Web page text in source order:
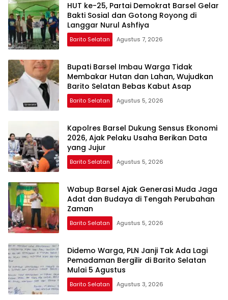
HUT ke-25, Partai Demokrat Barsel Gelar
Bakti Sosial dan Gotong Royong di
Langgar Nurul Ashfiya
Barito Selatan Agustus 7, 2026
Bupati Barsel Imbau Warga Tidak
Membakar Hutan dan Lahan, Wujudkan
Barito Selatan Bebas Kabut Asap
Barito Selatan Agustus 5, 2026
Kapolres Barsel Dukung Sensus Ekonomi
2026, Ajak Pelaku Usaha Berikan Data
yang Jujur
Barito Selatan Agustus 5, 2026
Wabup Barsel Ajak Generasi Muda Jaga
Adat dan Budaya di Tengah Perubahan
Zaman
Barito Selatan Agustus 5, 2026
Didemo Warga, PLN Janji Tak Ada Lagi
Pemadaman Bergilir di Barito Selatan
Mulai 5 Agustus
Barito Selatan Agustus 3, 2026